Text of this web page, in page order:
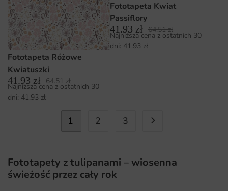
Fototapeta Różowe
Kwiatuszki
41.93 zł 64.51zł
Najniższa cena z ostatnich 30
dni: 41.93 zł
Fototapeta Kwiat
Passiflory
41.93 zł 64.51zł
Najniższa cena z ostatnich 30
dni: 41.93 zł
1 2 3
Fototapety z tulipanami – wiosenna
świeżość przez cały rok